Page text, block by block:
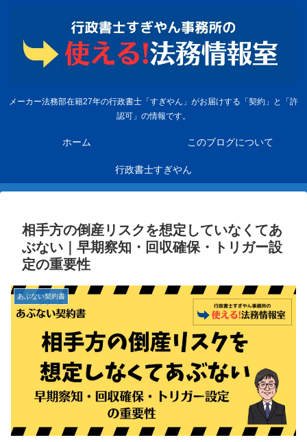
メーカー法務部在籍27年の行政書士「すぎやん」がお届けする「契約」と「許
認可」の情報です。
ホーム このブログについて
行政書士すぎやん
相手方の倒産リスクを想定していなくてあ
ぶない｜早期察知・回収確保・トリガー設
定の重要性
あぶない契約書